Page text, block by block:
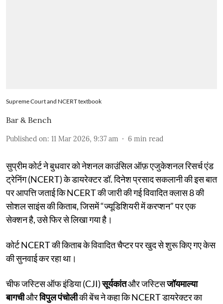
Supreme Court and NCERT textbook
Bar & Bench
Published on: 11 Mar 2026, 9:37 am 6 min read
सुप्रीम कोर्ट ने बुधवार को नेशनल काउंसिल ऑफ़ एजुकेशनल रिसर्च एंड
ट्रेनिंग (NCERT) के डायरेक्टर डॉ. दिनेश प्रसाद सकलानी की इस बात
पर आपत्ति जताई कि NCERT की जारी की गई विवादित क्लास 8 की
सोशल साइंस की किताब, जिसमें “ज्यूडिशियरी में करप्शन” पर एक
सेक्शन है, उसे फिर से लिखा गया है।
कोर्ट NCERT की किताब के विवादित चैप्टर पर खुद से शुरू किए गए केस
की सुनवाई कर रहा था।
चीफ जस्टिस ऑफ इंडिया (CJI)सूर्यकांतऔर जस्टिसजॉयमाल्या
बागचीऔरविपुल पंचोलीकी बेंच ने कहा कि NCERT डायरेक्टर का